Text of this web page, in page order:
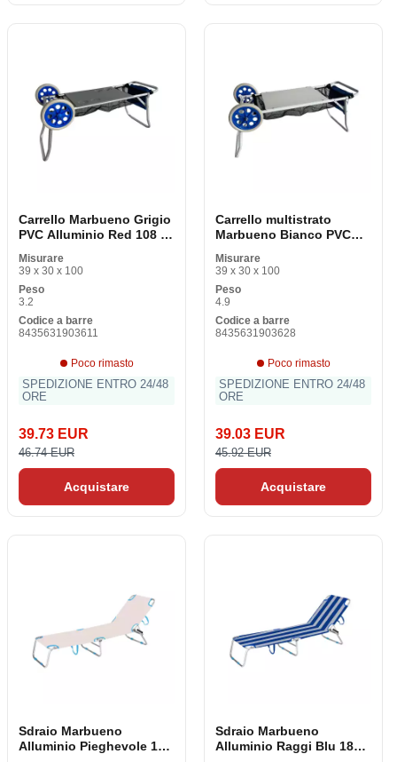
Carrello Marbueno Grigio
PVC Alluminio Red 108 x
Misurare
39 x 30 x 100
Peso
3.2
Codice a barre
8435631903611
Poco rimasto
SPEDIZIONE ENTRO 24/48
ORE
39.73 EUR
46.74 EUR
Acquistare
Carrello multistrato
Marbueno Bianco PVC
cm
Misurare
39 x 30 x 100
Peso
4.9
Codice a barre
8435631903628
Poco rimasto
SPEDIZIONE ENTRO 24/48
ORE
39.03 EUR
45.92 EUR
Acquistare
Sdraio Marbueno
Alluminio Pieghevole 187
Sdraio Marbueno
Alluminio Raggi Blu 187 x